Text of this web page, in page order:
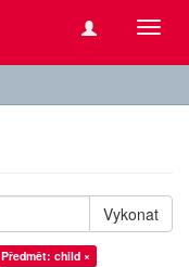
Vykonat
Předmět: child ×